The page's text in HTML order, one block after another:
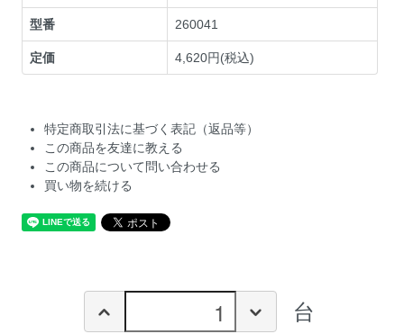
型番 260041
定価 4,620円(税込)
特定商取引法に基づく表記（返品等）
この商品を友達に教える
この商品について問い合わせる
買い物を続ける
台